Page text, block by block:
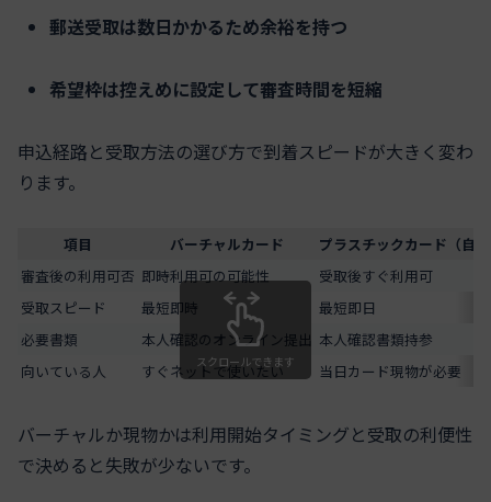
郵送受取は数日かかるため余裕を持つ
希望枠は控えめに設定して審査時間を短縮
申込経路と受取方法の選び方で到着スピードが大きく変わ
ります。
項目 バーチャルカード
プラスチックカード（自
審査後の利用可否 即時利用可の可能性
受取後すぐ利用可
受取スピード
最短即時
最短即日
必要書類
本人確認のオンライン提出 本人確認書類持参
向いている人
すぐネットで使いたい 当日カード現物が必要
スクロールできます
バーチャルか現物かは利用開始タイミングと受取の利便性
で決めると失敗が少ないです。